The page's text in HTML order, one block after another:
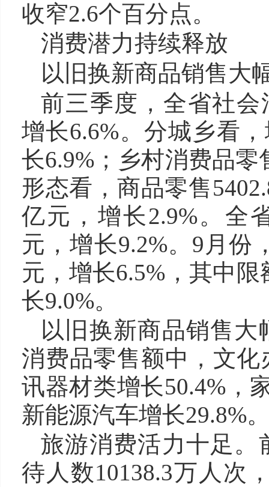
收窄2.6个百分点。
消费潜力持续释放
以旧换新商品销售大
前三季度，全省社会
增长6.6%。分城乡看
长6.9%；乡村消费品零
形态看，商品零售
亿元，增长2.9%。全
元，增长9.2%。9月份
元，增长6.5%，其中
长9.0%。
以旧换新商品销售
消费品零售额中，文化
讯器材类增长50.4%，
新能源汽车增长29.8%
旅游消费活力十足。
待人数10138.3万人次